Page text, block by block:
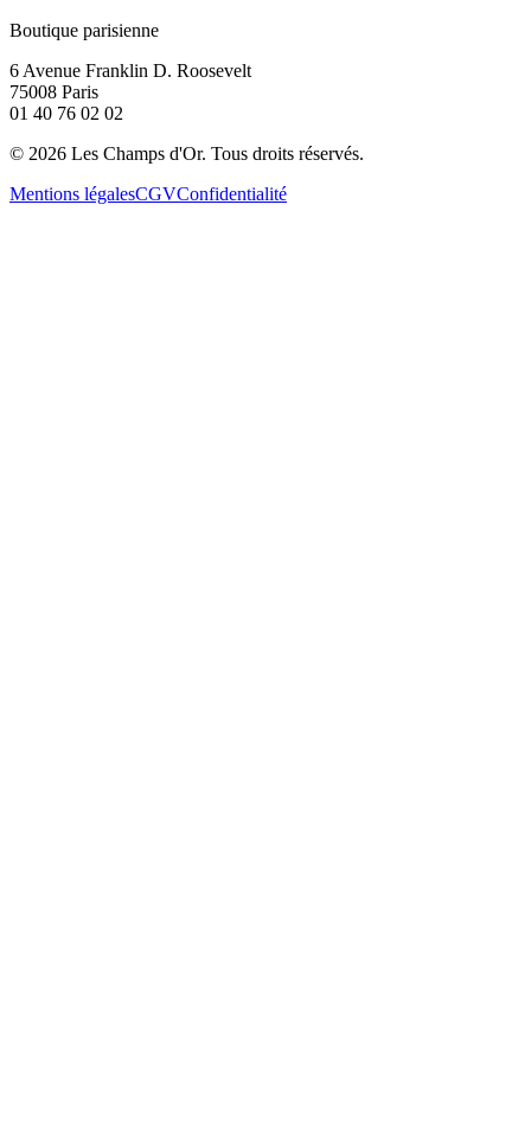
Boutique parisienne
6 Avenue Franklin D. Roosevelt
75008 Paris
01 40 76 02 02
© 2026 Les Champs d'Or. Tous droits réservés.
Mentions légalesCGVConfidentialité